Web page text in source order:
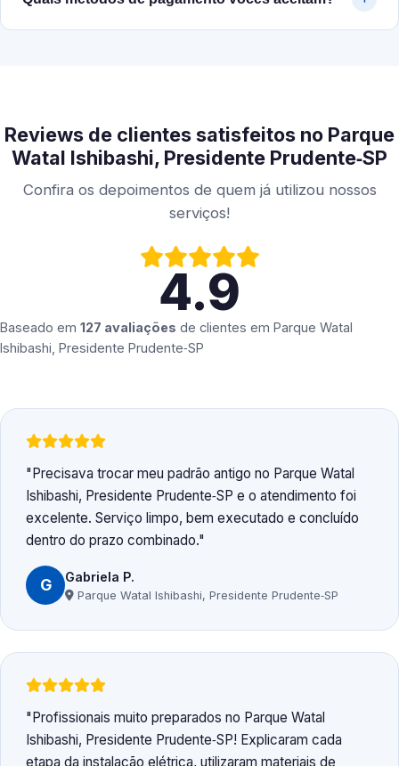
Reviews de clientes satisfeitos no Parque
Watal Ishibashi, Presidente Prudente‑SP
Confira os depoimentos de quem já utilizou nossos
serviços!
4.9
Baseado em 127 avaliações de clientes em Parque Watal
Ishibashi, Presidente Prudente‑SP
Precisava trocar meu padrão antigo no Parque Watal
Ishibashi, Presidente Prudente‑SP e o atendimento foi
excelente. Serviço limpo, bem executado e concluído
dentro do prazo combinado.
G Gabriela P.
Parque Watal Ishibashi, Presidente Prudente‑SP
Profissionais muito preparados no Parque Watal
Ishibashi, Presidente Prudente‑SP! Explicaram cada
etapa da instalação elétrica, utilizaram materiais de